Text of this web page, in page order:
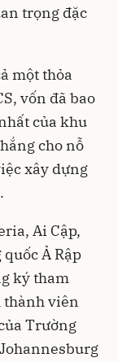
trọng đặc
một thỏa
vốn đã bao
của khu
cho nỗ
xây dựng
Ai Cập,
Ả Rập
ký tham
thành viên
Trường